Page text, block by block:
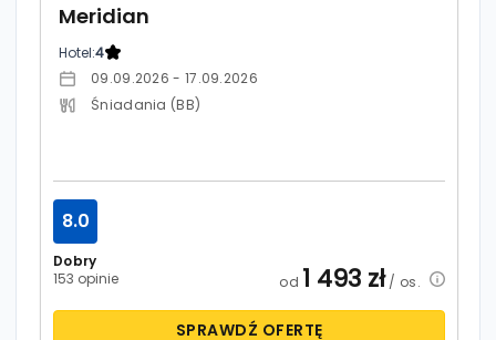
Meridian
Hotel:4
09.09.2026 - 17.09.2026
Śniadania (BB)
Dobry
153 opinie
8.0
od 1 493 zł/ os.
SPRAWDŹ OFERTĘ